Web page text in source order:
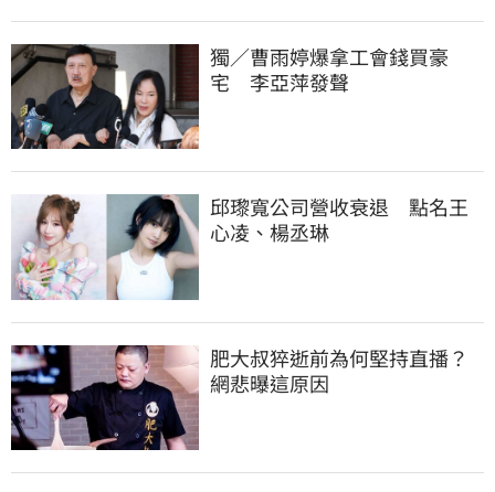
獨／曹雨婷爆拿工會錢買豪
宅　李亞萍發聲
邱瓈寬公司營收衰退　點名王
心凌、楊丞琳
肥大叔猝逝前為何堅持直播？
網悲曝這原因